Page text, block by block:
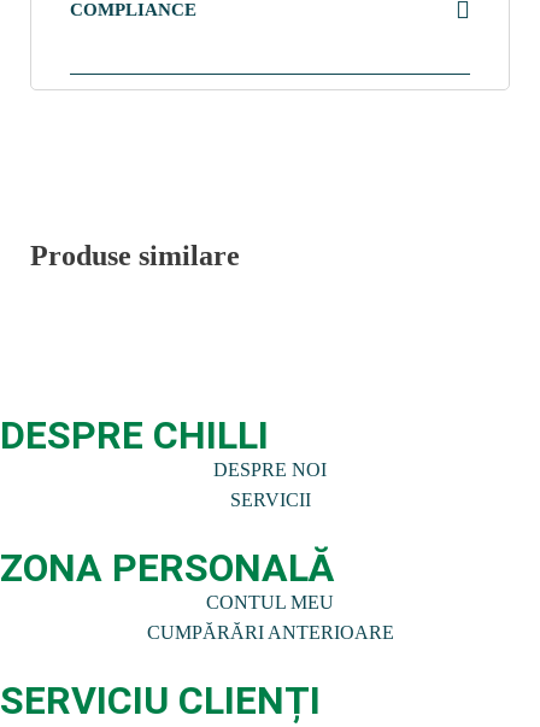
COMPLIANCE
Produse similare
DESPRE CHILLI
DESPRE NOI
SERVICII
ZONA PERSONALĂ
CONTUL MEU
CUMPĂRĂRI ANTERIOARE
SERVICIU CLIENȚI